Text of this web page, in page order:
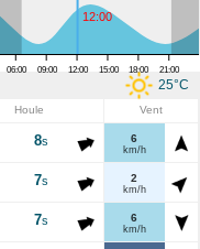
12:00
06:00 09:00 12:00 15:00 18:00 21:00
25°C
Houle Vent
8s 6
km/h
7s 2
km/h
7s 6
km/h